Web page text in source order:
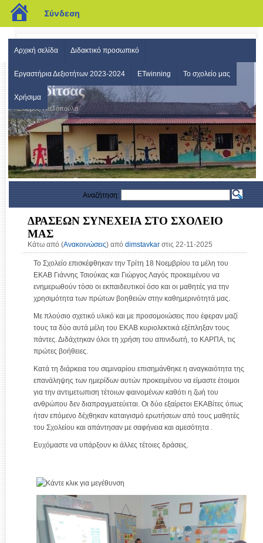
blogs.sch.gr
Σύνδεση
Αρχική σελίδα Διδακτικό προσωπικό
Εργαστήρια Δεξιοτήτων 2023-2024 ETwinning Το σχολείο μας
Χρήσιμα
Δημοτικό Σχολείο Σταυρού
Καρδίτσας
Σταυρός-Πτελοπούλα
Αναζήτηση:
ΔΡΑΣΕΩΝ ΣΥΝΕΧΕΙΑ ΣΤΟ ΣΧΟΛΕΙΟ
ΜΑΣ
Κάτω από (Ανακοινώσεις) από dimstavkar στις 22-11-2025
Το Σχολείο επισκέφθηκαν την Τρίτη 18 Νοεμβρίου τα μέλη του
ΕΚΑΒ Γιάννης Τσιούκας και Γιώργος Λαγός προκειμένου να
ενημερωθούν τόσο οι εκπαιδευτικοί όσο και οι μαθητές για την
χρησιμότητα των πρώτων βοηθειών στην καθημερινότητά μας.
Με πλούσιο σχετικό υλικό και με προσομοιώσεις που έφεραν μαζί
τους τα δύο αυτά μέλη του ΕΚΑΒ κυριολεκτικά εξέπληξαν τους
πάντες. Διδάχτηκαν όλοι τη χρήση του απινιδωτή, το ΚΑΡΠΑ, τις
πρώτες βοήθειες.
Κατά τη διάρκεια του σεμιναρίου επισημάνθηκε η αναγκαιότητα της
επανάληψης των ημερίδων αυτών προκειμένου να είμαστε έτοιμοι
για την αντιμετωπιση τέτοιων φαινομένων καθότι η ζωή του
ανθρώπου δεν διαπραγματεύεται. Οι δύο εξαίρετοι ΕΚΑΒίτες όπως
ήταν επόμενο δέχθηκαν καταιγισμό ερωτήσεων από τους μαθητές
του Σχολείου και απάντησαν με σαφήνεια και αμεσότητα .
Ευχόμαστε να υπάρξουν κι άλλες τέτοιες δράσεις.